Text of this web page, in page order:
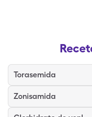
Torasemida
Zonisamida